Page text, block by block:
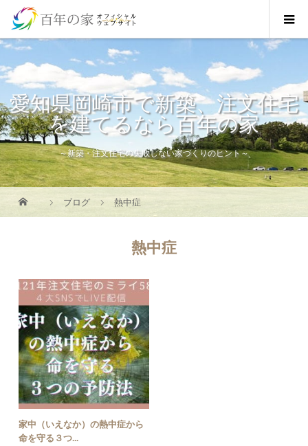
愛知県岡崎市で新築、注文住宅
を建てるなら百年の家
～新築・注文住宅の失敗しない家づくりのヒント～
ブログ 熱中症
熱中症
家中（いえなか）の熱中症から
命を守る３つ...